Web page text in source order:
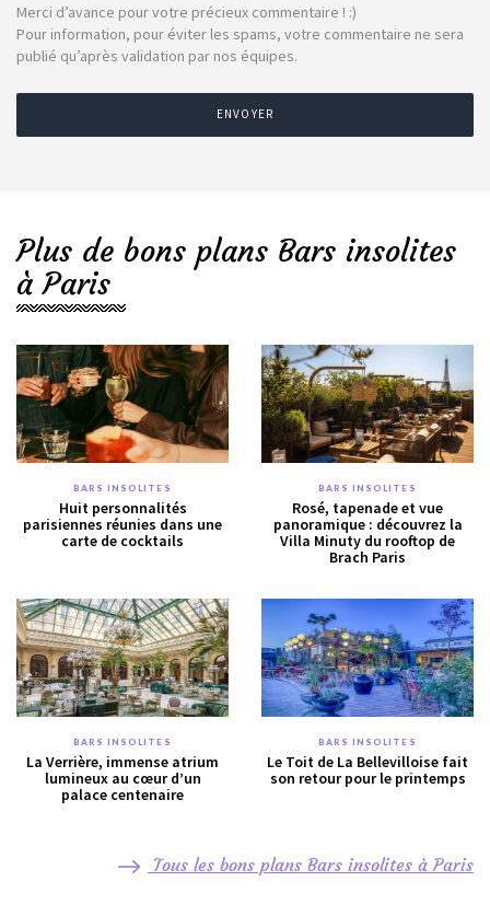
Merci d’avance pour votre précieux commentaire ! :)
Pour information, pour éviter les spams, votre commentaire ne sera
publié qu’après validation par nos équipes.
ENVOYER
Plus de bons plans Bars insolites
à Paris
BARS INSOLITES
Huit personnalités
parisiennes réunies dans une
carte de cocktails
BARS INSOLITES
Rosé, tapenade et vue
panoramique : découvrez la
Villa Minuty du rooftop de
Brach Paris
BARS INSOLITES
La Verrière, immense atrium
lumineux au cœur d’un
palace centenaire
BARS INSOLITES
Le Toit de La Bellevilloise fait
son retour pour le printemps
Tous les bons plans Bars insolites à Paris